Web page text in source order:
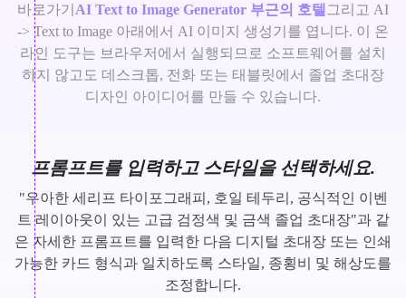
바로가기 AI Text to Image Generator 부근의 호텔 그리고 AI
-> Text to Image 아래에서 AI 이미지 생성기를 엽니다. 이 온
라인 도구는 브라우저에서 실행되므로 소프트웨어를 설치
하지 않고도 데스크톱, 전화 또는 태블릿에서 졸업 초대장
디자인 아이디어를 만들 수 있습니다.
프롬프트를 입력하고 스타일을 선택하세요.
"우아한 세리프 타이포그래피, 호일 테두리, 공식적인 이벤
트 레이아웃이 있는 고급 검정색 및 금색 졸업 초대장"과 같
은 자세한 프롬프트를 입력한 다음 디지털 초대장 또는 인쇄
가능한 카드 형식과 일치하도록 스타일, 종횡비 및 해상도를
조정합니다.